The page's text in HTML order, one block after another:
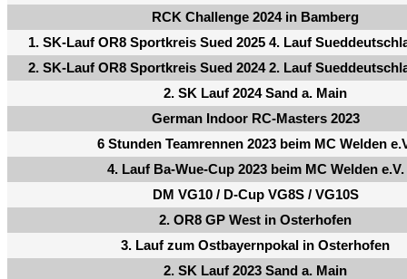
RCK Challenge 2024 in Bamberg
1. SK-Lauf OR8 Sportkreis Sued 2025 4. Lauf
2. SK-Lauf OR8 Sportkreis Sued 2024 2. Lauf
2. SK Lauf 2024 Sand a. Main
German Indoor RC-Masters 2023
6 Stunden Teamrennen 2023 beim MC Welden
4. Lauf Ba-Wue-Cup 2023 beim MC Welden e.V.
DM VG10 / D-Cup VG8S / VG10S
2. OR8 GP West in Osterhofen
3. Lauf zum Ostbayernpokal in Osterhofen
2. SK Lauf 2023 Sand a. Main